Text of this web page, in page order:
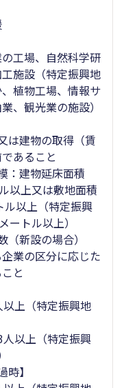
工場、自然科学研
施設（特定振興地
植物工場、情報サ
、観光業の施設）
は建物の取得（賃
あること
：建物延床面積
以上又は敷地面積
ル以上（特定振興
ートル以上）
新設の場合）
業の区分に応じた
と
以上（特定振興地
人以上（特定振興
時】